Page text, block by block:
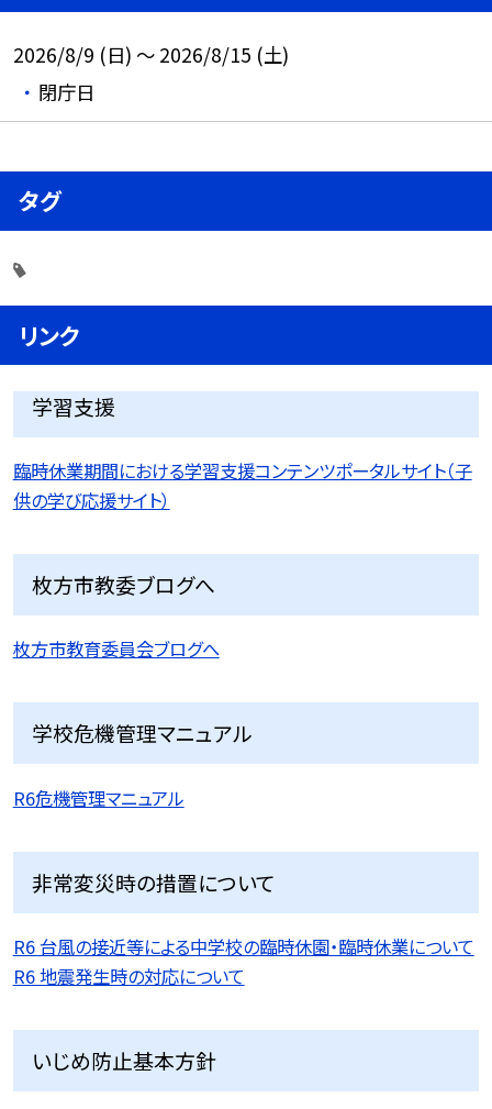
2026/8/9 (日) ～ 2026/8/15 (土)
閉庁日
タグ
リンク
学習支援
臨時休業期間における学習支援コンテンツポータルサイト（子
供の学び応援サイト）
枚方市教委ブログへ
枚方市教育委員会ブログへ
学校危機管理マニュアル
R6危機管理マニュアル
非常変災時の措置について
R6 台風の接近等による中学校の臨時休園・臨時休業について
R6 地震発生時の対応について
いじめ防止基本方針